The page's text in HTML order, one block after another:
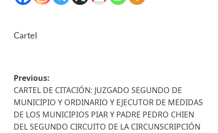
Cartel
Previous:
CARTEL DE CITACIÓN: JUZGADO SEGUNDO DE
MUNICIPIO Y ORDINARIO Y EJECUTOR DE MEDIDAS
DE LOS MUNICIPIOS PIAR Y PADRE PEDRO CHIEN
DEL SEGUNDO CIRCUITO DE LA CIRCUNSCRIPCIÓN